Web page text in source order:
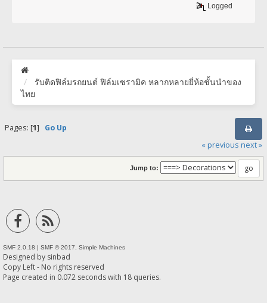
Logged
รับติดฟิล์มรถยนต์ ฟิล์มเซรามิค หลากหลายยี่ห้อชั้นนำของ
ไทย
Pages: [1] Go Up
« previous next »
Jump to:
SMF 2.0.18 | SMF © 2017, Simple Machines
Designed by sinbad
Copy Left - No rights reserved
Page created in 0.072 seconds with 18 queries.